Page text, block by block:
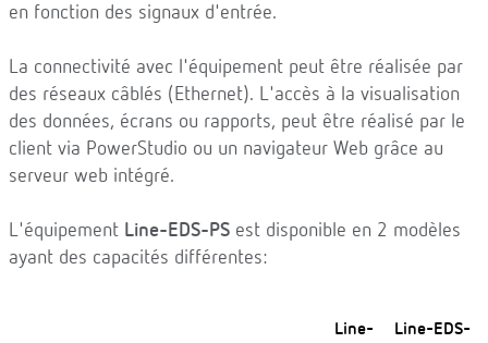
en fonction des signaux d'entrée.
La connectivité avec l'équipement peut être réalisée par
des réseaux câblés (Ethernet). L'accès à la visualisation
des données, écrans ou rapports, peut être réalisé par le
client via PowerStudio ou un navigateur Web grâce au
serveur web intégré.
L'équipement Line-EDS-PS est disponible en 2 modèles
ayant des capacités différentes:
Line-
Line-EDS-